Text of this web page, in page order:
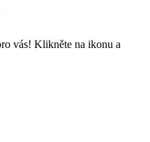
vás! Klikněte na ikonu a